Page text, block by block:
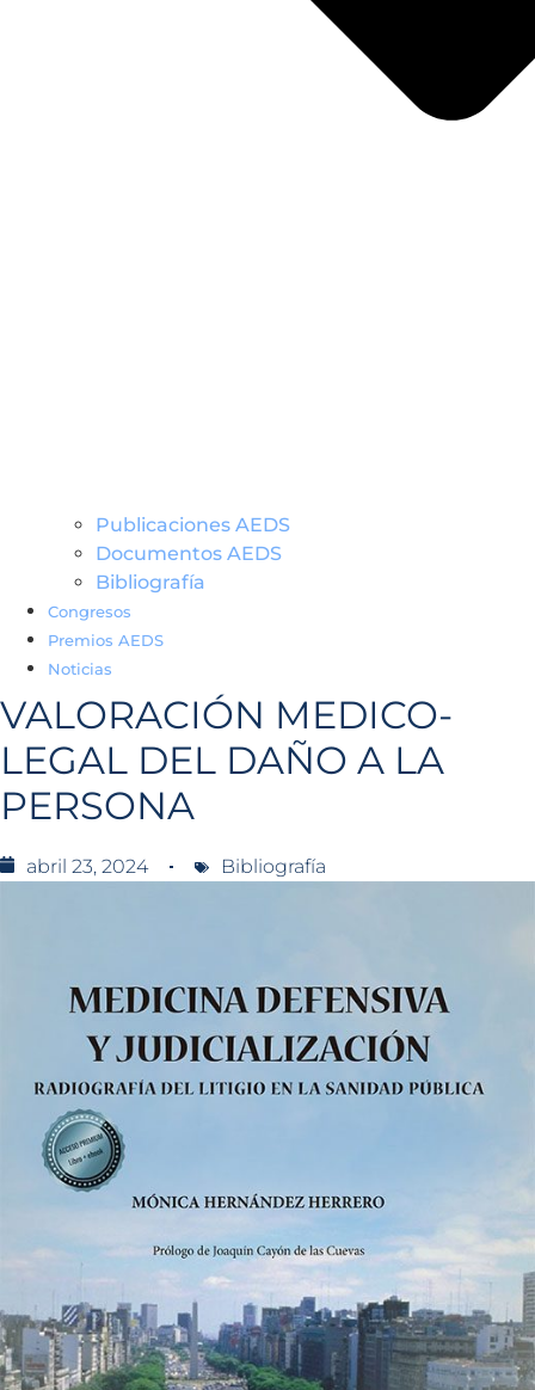
Publicaciones AEDS
Documentos AEDS
Bibliografía
Congresos
Premios AEDS
Noticias
VALORACIÓN MEDICO-
LEGAL DEL DAÑO A LA
PERSONA
abril 23, 2024 Bibliografía